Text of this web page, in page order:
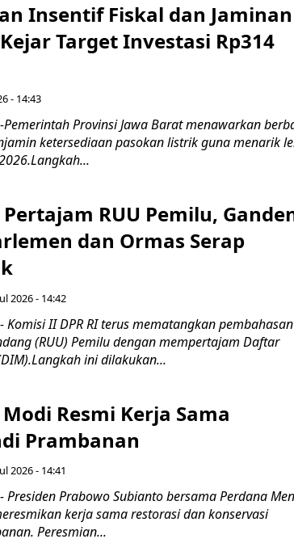
Insentif Fiskal dan Jaminan
Target Investasi Rp314
- 14:43
Pemerintah Provinsi Jawa Barat menawarkan
ketersediaan pasokan listrik guna menarik
RUU Pemilu,
dan Ormas Serap
2026 - 14:42
Komisi II DPR RI terus mematangkan pembahasan
(RUU) Pemilu dengan mempertajam Daftar
ini dilakukan...
Resmi Kerja Sama
Prambanan
2026 - 14:41
Presiden Prabowo Subianto bersama Perdana
kerja sama restorasi dan konservasi
Peresmian...